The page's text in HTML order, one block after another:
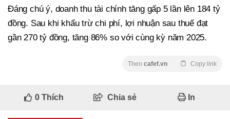
Đáng chú ý, doanh thu tài chính tăng gấp 5 lần lên 184 tỷ
đồng. Sau khi khấu trừ chi phí, lợi nhuận sau thuế đạt
gần 270 tỷ đồng, tăng 86% so với cùng kỳ năm 2025.
Theo cafef.vn Copy link
0Thích Chia sẻ In